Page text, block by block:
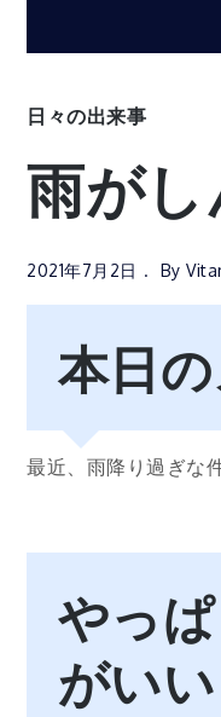
日々の出来事
雨が
2021年7月2日 By
本日
最近、雨降り過ぎな
やっ
がいい